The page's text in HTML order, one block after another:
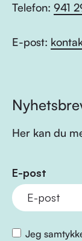
Telefon: 941
E-post:
Her kan du
E-post
Jeg